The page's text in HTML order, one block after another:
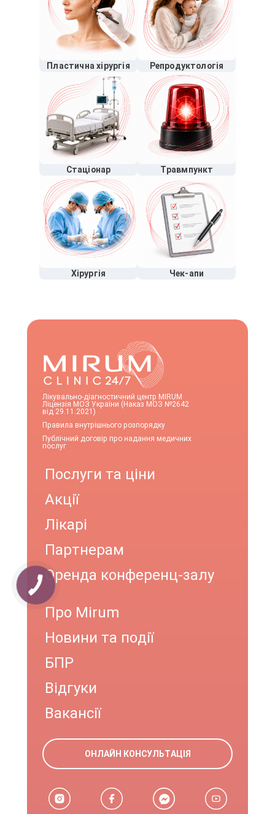
Пластична хірургія Репродуктологія
Стаціонар Травмпункт
Хірургія Чек-апи
Лікувально-діагностичний центр MIRUM
Ліцензія МОЗ України (Наказ МОЗ №2642
від 29.11.2021)
Правила внутрішнього розпорядку
Публічний договір про надання медичних
послуг
Послуги та ціни
Акції
Лікарі
Партнерам
Оренда конференц-залу
Про Mirum
Новини та події
БПР
Відгуки
Вакансії
ОНЛАЙН КОНСУЛЬТАЦІЯ